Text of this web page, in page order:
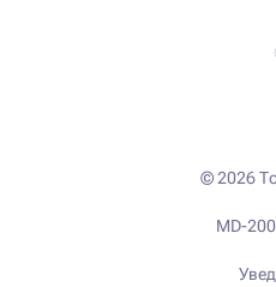
© 2026
MD-